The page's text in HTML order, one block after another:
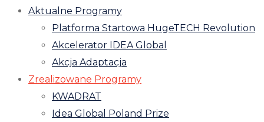
Aktualne Programy
Platforma Startowa HugeTECH Revolution
Akcelerator IDEA Global
Akcja Adaptacja
Zrealizowane Programy
KWADRAT
Idea Global Poland Prize